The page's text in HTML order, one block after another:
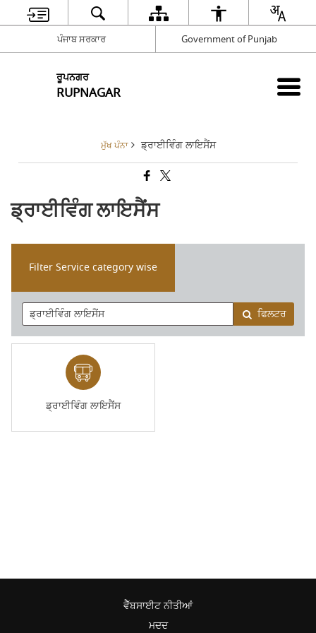
ਪੰਜਾਬ ਸਰਕਾਰ Government of Punjab
ਰੂਪਨਗਰ
RUPNAGAR
ਮੁੱਖ ਪੰਨਾ ਡ੍ਰਾਈਵਿੰਗ ਲਾਇਸੈਂਸ
ਡ੍ਰਾਈਵਿੰਗ ਲਾਇਸੈਂਸ
Filter Service category wise
ਫਿਲਟਰ
ਡ੍ਰਾਈਵਿੰਗ ਲਾਇਸੈਂਸ
ਵੈੱਬਸਾਈਟ ਨੀਤੀਆਂ
ਮਦਦ